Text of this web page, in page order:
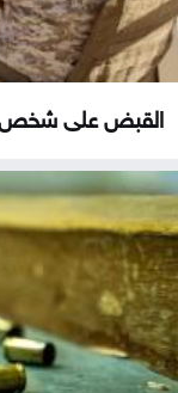
القبض على شخص